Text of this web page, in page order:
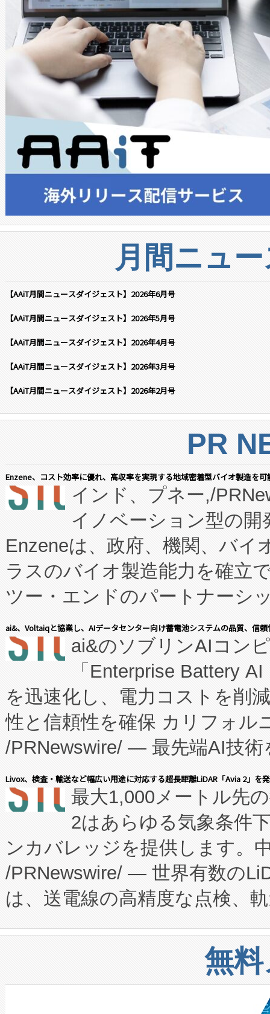
月間ニュ
【AAiT月間ニュースダイジェスト】2026年6月号
【AAiT月間ニュースダイジェスト】2026年5月号
【AAiT月間ニュースダイジェスト】2026年4月号
【AAiT月間ニュースダイジェスト】2026年3月号
【AAiT月間ニュースダイジェスト】2026年2月号
PR
Enzene、コスト効率に優れ、高収率を実現する地域密着型バイオ製造を
インド、プネー,/
イノベーション型の
Enzeneは、政府、機関、バイ
ラスのバイオ製造能力を確立
ツー・エンドのパートナーシ
表しました。 同社の実績ある
manufacturing™ (FCCM™) プ
たNeXは、バイオ医薬品製造
従来のフェッドバッチ施設の
に、患者やサプライチェーン
キー方式で拡張性が高く、持
す。FCCM‑を活用した現地生
患者にとっての費用負担を大
のアクセスを大幅に拡大する
Fully-Connected Continuous
プログラムには、施設設計・
に関する技術移転および知的
構造化トレーニングカリキュ
上げおよび商用化段階におけ
設備整備および立ち上げ調整
加組織は、Enzeneのバイオ
ai&、Voltaiqと協業し、AIデータセンター向け蓄電池システムの品質、信
ai&のソブリンAIコン
「Enterprise Battery
を迅速化し、電力コストを削
性と信頼性を確保 カリフォル
/PRNewswire/ — 最先端AI技術
会社エーアイ・アンド：本社
President原信平）と、エンタ
ードするVoltaiqは、日本にあ
ーエネルギー貯蔵システム（
た。 Voltaiq独自のAI搭載プラ
定、統合、導入、運用に至る
安全性を追跡し、確保する事
増加しているデータセンター
る電力網に大きな負担をかけ
事業者の負担軽減という課題
Livox、検査・輸送など幅広い用途に対応する超長距離LiDAR「Avia 2」を
最大1,000メートル先
2はあらゆる気象条件
ンカバレッジを提供します。
/PRNewswire/ — 世界有数の
は、送電線の高精度な点検、
や穀物倉庫におけるバルク材
リューション「Avia 2」を発
したAvia 2は、1,000メート
狭視野のFOVを切り替えるこ
無